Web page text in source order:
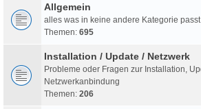
Allgemein
alles was in keine andere Kategorie passt
Themen: 695
Installation / Update / Netzwerk
Probleme oder Fragen zur Installation,
Netzwerkanbindung
Themen: 206